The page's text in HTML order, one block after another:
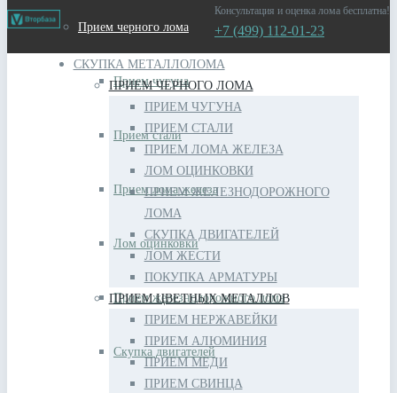
Прием черного лома
Прием чугуна
Прием стали
Прием лома железа
Лом оцинковки
Прием железнодорожного лома
Скупка двигателей
Консультация и оценка лома бесплатна!
+7 (499) 112-01-23
СКУПКА МЕТАЛЛОЛОМА
ПРИЕМ ЧЕРНОГО ЛОМА
ПРИЕМ ЧУГУНА
ПРИЕМ СТАЛИ
ПРИЕМ ЛОМА ЖЕЛЕЗА
ЛОМ ОЦИНКОВКИ
ПРИЕМ ЖЕЛЕЗНОДОРОЖНОГО
ЛОМА
СКУПКА ДВИГАТЕЛЕЙ
ЛОМ ЖЕСТИ
ПОКУПКА АРМАТУРЫ
ПРИЕМ ЦВЕТНЫХ МЕТАЛЛОВ
ПРИЕМ НЕРЖАВЕЙКИ
ПРИЕМ АЛЮМИНИЯ
ПРИЕМ МЕДИ
ПРИЕМ СВИНЦА